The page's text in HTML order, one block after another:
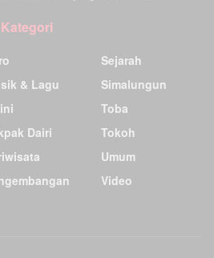
& Lagu
Dairi
Sejarah
Simalungun
Toba
Tokoh
Umum
Video